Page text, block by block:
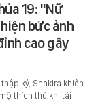
19: "Nữ
bức ảnh
cao gây
kỷ, Shakira khiến
thích thú khi tái